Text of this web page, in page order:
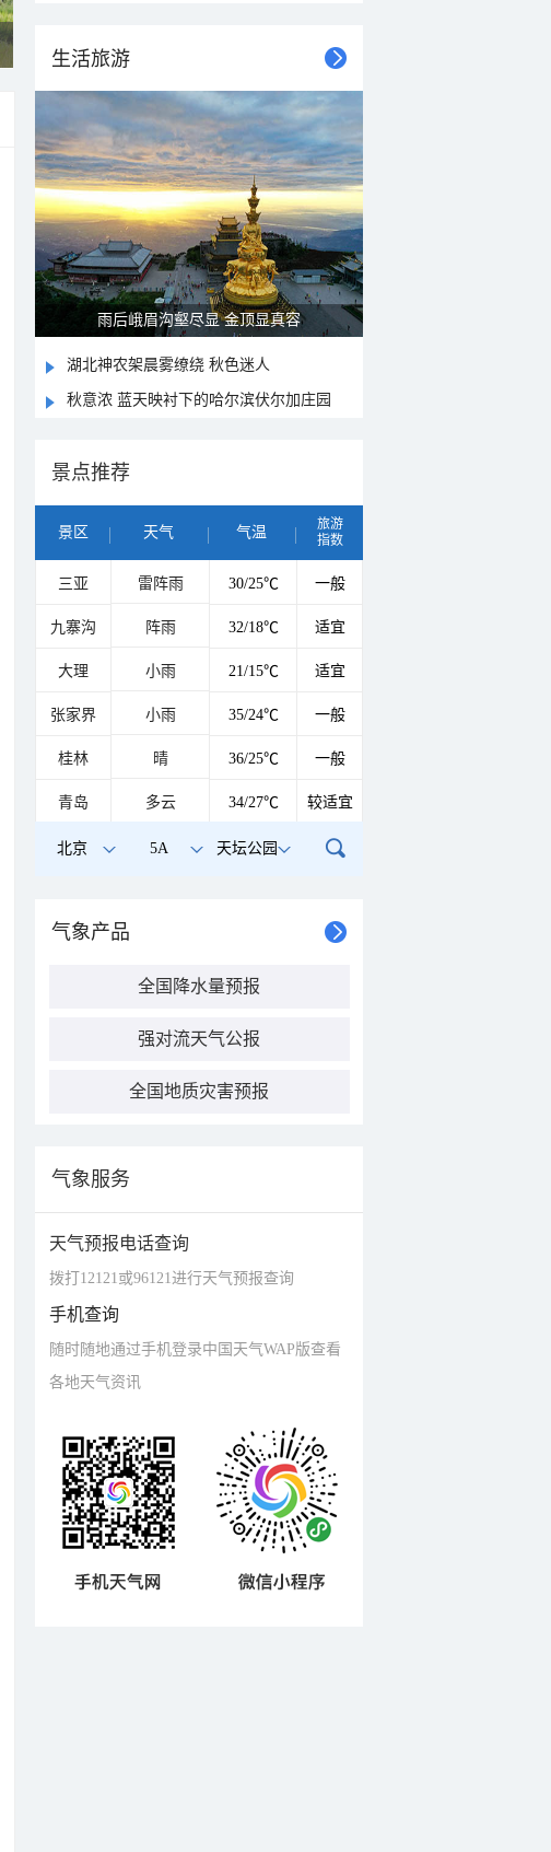
生活旅游
雨后峨眉沟壑尽显 金顶显真容
湖北神农架晨雾缭绕 秋色迷人
秋意浓 蓝天映衬下的哈尔滨伏尔加庄园
景点推荐
景区 天气 气温
旅游
指数
三亚 雷阵雨 30/25℃ 一般
九寨沟 阵雨 32/18℃ 适宜
大理 小雨 21/15℃ 适宜
张家界 小雨 35/24℃ 一般
桂林 晴 36/25℃ 一般
青岛 多云 34/27℃ 较适宜
北京 5A 天坛公园
气象产品
全国降水量预报
强对流天气公报
全国地质灾害预报
气象服务
天气预报电话查询
拨打12121或96121进行天气预报查询
手机查询
随时随地通过手机登录中国天气WAP版查看
各地天气资讯